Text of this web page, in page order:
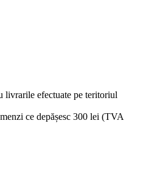
livrarile efectuate pe teritoriul
ce depășesc 300 lei (TVA